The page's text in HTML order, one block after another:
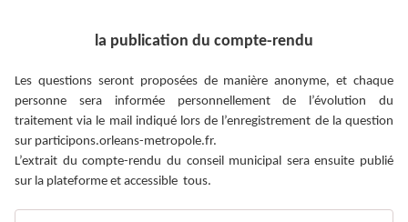
la publication du compte-rendu
Les questions seront proposées de manière anonyme, et chaque
personne sera informée personnellement de l’évolution du
traitement via le mail indiqué lors de l’enregistrement de la question
sur participons.orleans-metropole.fr.
L’extrait du compte-rendu du conseil municipal sera ensuite publié
sur la plateforme et accessible tous.